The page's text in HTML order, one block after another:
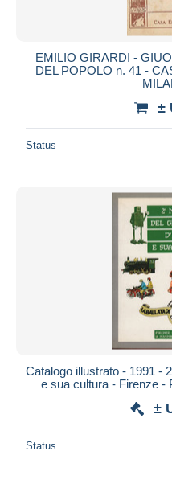
EMILIO GIRARDI -
DEL POPOLO n. 41 -
±
Status
Catalogo illustrato - 1991 -
e sua cultura - Firenze -
±
Status